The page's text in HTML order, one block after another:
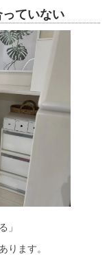
ていない
」
ります。